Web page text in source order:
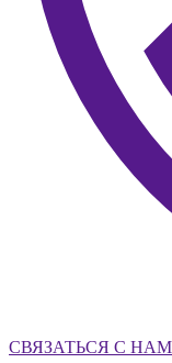
СВЯЗАТЬСЯ С